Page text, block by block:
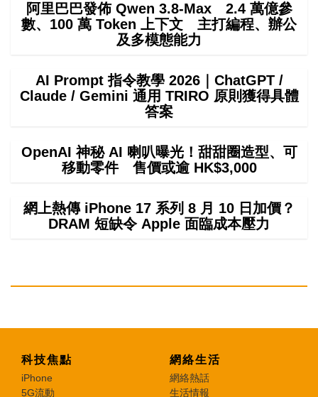
阿里巴巴發佈 Qwen 3.8-Max 2.4 萬億參
數、100 萬 Token 上下文 主打編程、辦公
及多模態能力
AI Prompt 指令教學 2026｜ChatGPT /
Claude / Gemini 通用 TRIRO 原則獲得具體
答案
OpenAI 神秘 AI 喇叭曝光！甜甜圈造型、可
移動零件 售價或逾 HK$3,000
網上熱傳 iPhone 17 系列 8 月 10 日加價？
DRAM 短缺令 Apple 面臨成本壓力
科技焦點
iPhone
5G流動
網絡生活
網絡熱話
生活情報